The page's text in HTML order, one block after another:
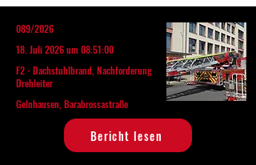
089/2026
18. Juli 2026 um 08:51:00
F2 - Dachstuhlbrand, Nachforderung
Drehleiter
Gelnhausen, Barabrossastraße
Bericht lesen